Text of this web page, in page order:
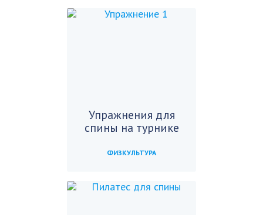
Упражнения для
спины на турнике
ФИЗКУЛЬТУРА